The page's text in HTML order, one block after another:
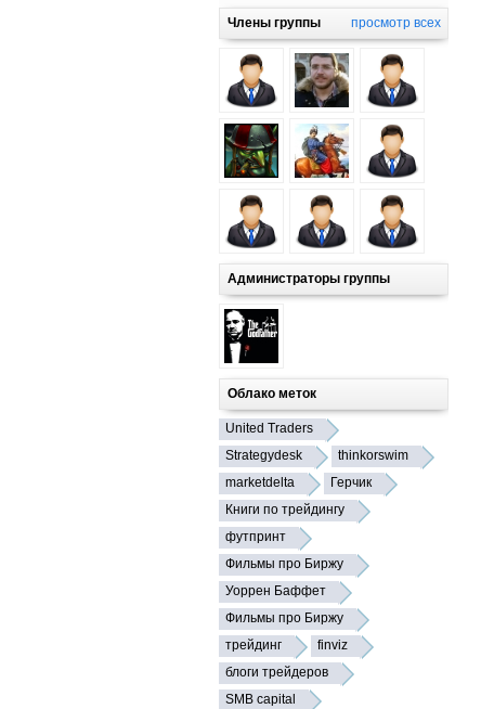
Члены группы просмотр всех
Администраторы группы
Облако меток
United Traders
Strategydesk
thinkorswim
marketdelta
Герчик
Книги по трейдингу
футпринт
Фильмы про Биржу
Уоррен Баффет
Фильмы про Биржу
трейдинг
finviz
блоги трейдеров
SMB capital